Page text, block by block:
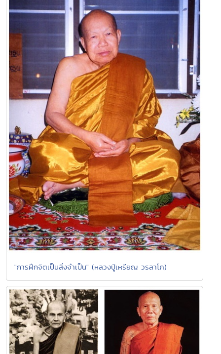
"การฝึกจิตเป็นสิ่งจำเป็น" (หลวงปู่เหรียญ วรลาโภ)